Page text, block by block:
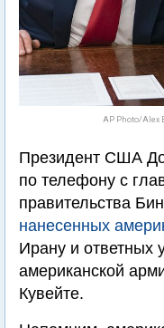
AP Photo/Alex
Президент США
по телефону с
правительства
нанесенных
Ирану и ответных
американской
Кувейте.